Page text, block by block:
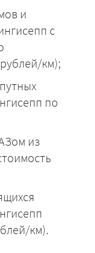
и
с
км);
по
из
км).